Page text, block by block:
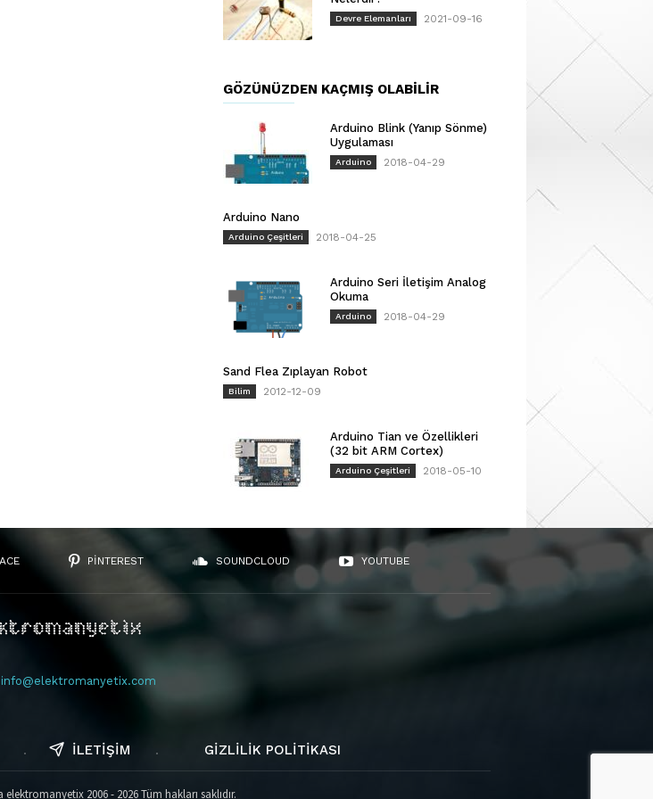
Devre Elemanları 2021-09-16
GÖZÜNÜZDEN KAÇMIŞ OLABILIR
Arduino Blink (Yanıp Sönme)
Uygulaması
Arduino 2018-04-29
Arduino Nano
Arduino Çeşitleri 2018-04-25
Arduino Seri İletişim Analog
Okuma
Arduino 2018-04-29
Sand Flea Zıplayan Robot
Bilim 2012-12-09
Arduino Tian ve Özellikleri
(32 bit ARM Cortex)
Arduino Çeşitleri 2018-05-10
PINTEREST SOUNDCLOUD YOUTUBE
info@elektromanyetix.com
İLETIŞIM GIZLILIK POLITIKASI
2006 - 2026 Tüm hakları saklıdır.